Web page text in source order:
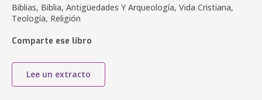
Biblias, Biblia, Antigüedades Y Arqueología, Vida Cristiana,
Teología, Religión
Comparte ese libro
Lee un extracto